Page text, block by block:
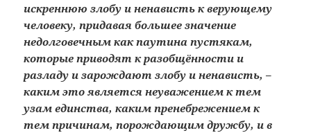
искреннюю злобу и ненависть к верующему
человеку, придавая большее значение
недолговечным как паутина пустякам,
которые приводят к разобщённости и
разладу и зарождают злобу и ненависть, –
каким это является неуважением к тем
узам единства, каким пренебрежением к
тем причинам, порождающим дружбу, и в